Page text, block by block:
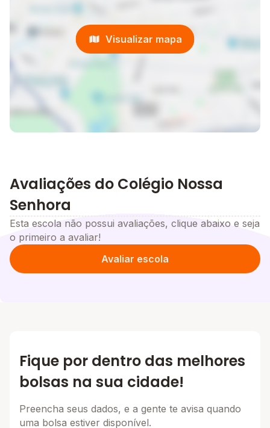
Visualizar mapa
Avaliações do Colégio Nossa
Senhora
Esta escola não possui avaliações, clique abaixo e seja
o primeiro a avaliar!
Avaliar escola
Fique por dentro das melhores
bolsas na sua cidade!
Preencha seus dados, e a gente te avisa quando
uma bolsa estiver disponível.